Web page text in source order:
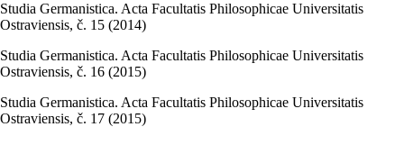
Studia Germanistica. Acta Facultatis Philosophicae Universitatis
Ostraviensis, č. 15 (2014)
Studia Germanistica. Acta Facultatis Philosophicae Universitatis
Ostraviensis, č. 16 (2015)
Studia Germanistica. Acta Facultatis Philosophicae Universitatis
Ostraviensis, č. 17 (2015)